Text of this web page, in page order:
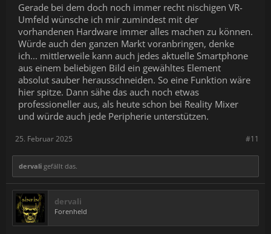
Gerade bei dem doch noch immer recht nischigen VR-
Umfeld wünsche ich mir zumindest mit der
vorhandenen Hardware immer alles machen zu können.
Würde auch den ganzen Markt voranbringen, denke
ich... mittlerweile kann auch jedes aktuelle Smartphone
aus einem beliebigen Bild ein gewähltes Element
absolut sauber herausschneiden. So eine Funktion wäre
hier spitze. Dann sähe das auch noch etwas
professioneller aus, als heute schon bei Reality Mixer
und würde auch jede Peripherie unterstützen.
#11
25. Februar 2025
dervali gefällt das.
dervali
Forenheld